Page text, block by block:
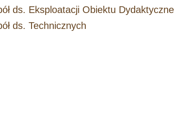
ds. Eksploatacji Obiektu
ds. Technicznych